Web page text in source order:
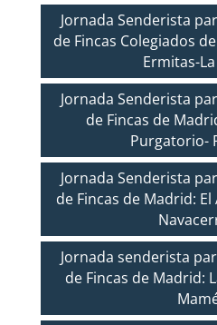
Jornada Senderista
de Fincas Colegiados
Ermitas-
Jornada Senderista
de Fincas de
Purgatorio-
Jornada Senderista
de Fincas de Madrid:
Jornada senderista
de Fincas de Madrid: